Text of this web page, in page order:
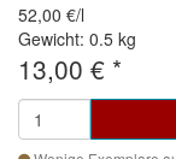
52,00 €/l
Gewicht: 0.5 kg
13,00 € *